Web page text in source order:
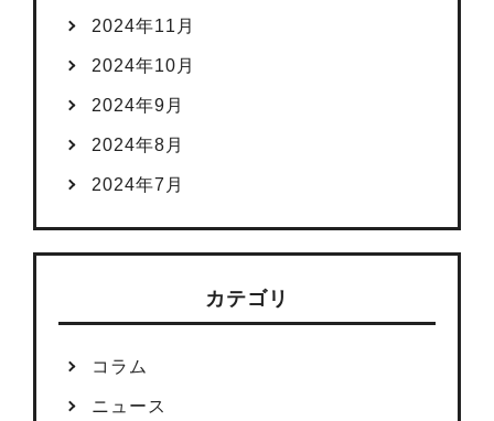
2024年11月
2024年10月
2024年9月
2024年8月
2024年7月
カテゴリ
コラム
ニュース